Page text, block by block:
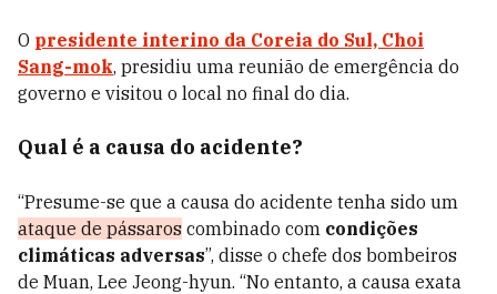
O presidente interino da Coreia do Sul, Choi
Sang-mok, presidiu uma reunião de emergência do
governo e visitou o local no final do dia.
Qual é a causa do acidente?
“Presume-se que a causa do acidente tenha sido um
ataque de pássaros combinado com condições
climáticas adversas”, disse o chefe dos bombeiros
de Muan, Lee Jeong-hyun. “No entanto, a causa exata